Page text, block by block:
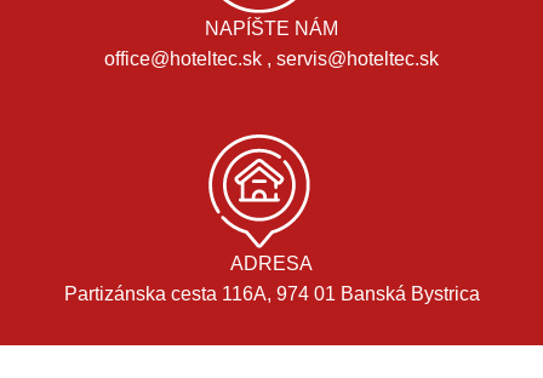
NAPÍŠTE NÁM
office@hoteltec.sk , servis@hoteltec.sk
ADRESA
Partizánska cesta 116A, 974 01 Banská Bystrica